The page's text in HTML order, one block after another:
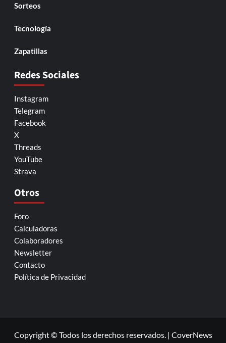
Sorteos
Tecnología
Zapatillas
Redes Sociales
Instagram
Telegram
Facebook
X
Threads
YouTube
Strava
Otros
Foro
Calculadoras
Colaboradores
Newsletter
Contacto
Política de Privacidad
Copyright © Todos los derechos reservados. | CoverNews